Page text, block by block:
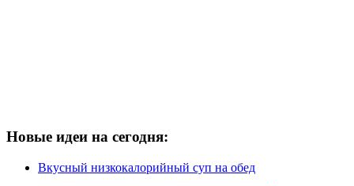
Новые идеи на сегодня:
Вкусный низкокалорийный суп на обед